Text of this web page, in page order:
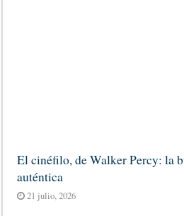
El cinéfilo, de Walker Percy: la
auténtica
21 julio, 2026